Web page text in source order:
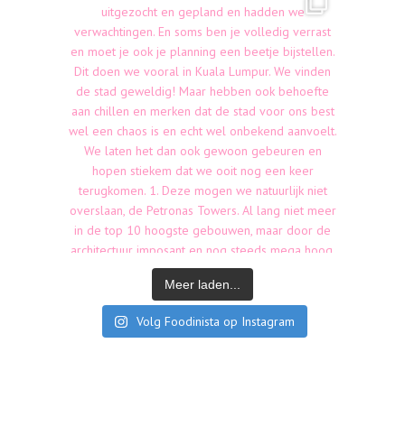
Meer laden...
Volg Foodinista op Instagram